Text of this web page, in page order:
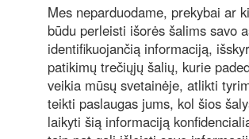
Mes neparduodame, prekybai ar
būdu perleisti išorės šalims savo
identifikuojančią informaciją,
patikimų trečiųjų šalių, kurie
veikia mūsų svetainėje, atlikti
teikti paslaugas jums, kol šios
laikyti šią informaciją